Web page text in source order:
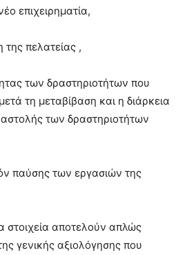
επιχειρηματία,
πελατείας ,
των δραστηριοτήτων που
τη μεταβίβαση και η διάρκεια
των δραστηριοτήτων
παύσης των εργασιών της
στοιχεία αποτελούν απλώς
γενικής αξιολόγησης που